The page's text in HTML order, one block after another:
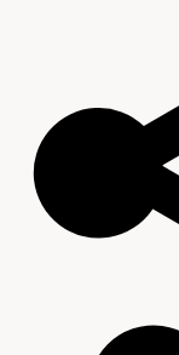
Gevonden